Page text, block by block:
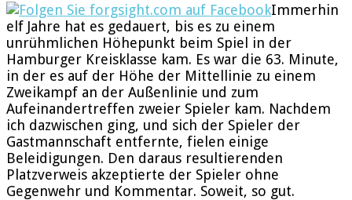
Immerhin
elf Jahre hat es gedauert, bis es zu einem
unrühmlichen Höhepunkt beim Spiel in der
Hamburger Kreisklasse kam. Es war die 63. Minute,
in der es auf der Höhe der Mittellinie zu einem
Zweikampf an der Außenlinie und zum
Aufeinandertreffen zweier Spieler kam. Nachdem
ich dazwischen ging, und sich der Spieler der
Gastmannschaft entfernte, fielen einige
Beleidigungen. Den daraus resultierenden
Platzverweis akzeptierte der Spieler ohne
Gegenwehr und Kommentar. Soweit, so gut.